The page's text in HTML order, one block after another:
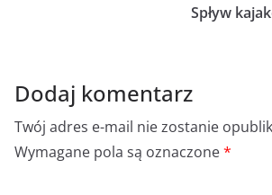
Spływ
Dodaj komentarz
Twój adres e-mail nie zostanie
Wymagane pola są oznaczone*